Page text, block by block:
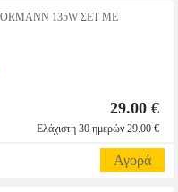
135W ΣΕΤ ΜΕ
29.00 €
Ελάχιστη 30 ημερών 29.00 €
Αγορά